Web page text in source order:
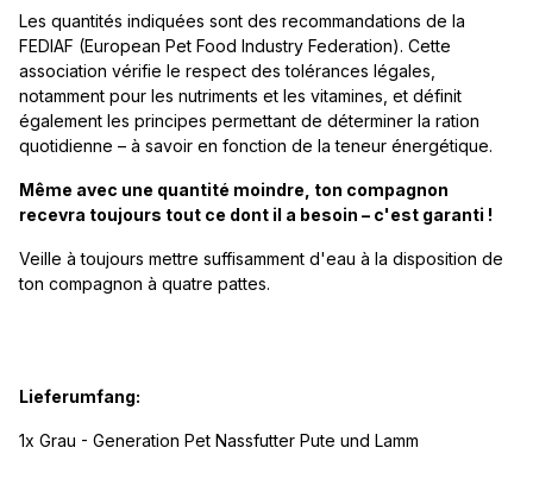
Les quantités indiquées sont des recommandations de la
FEDIAF (European Pet Food Industry Federation). Cette
association vérifie le respect des tolérances légales,
notamment pour les nutriments et les vitamines, et définit
également les principes permettant de déterminer la ration
quotidienne – à savoir en fonction de la teneur énergétique.
Même avec une quantité moindre, ton compagnon
recevra toujours tout ce dont il a besoin – c'est garanti !
Veille à toujours mettre suffisamment d'eau à la disposition de
ton compagnon à quatre pattes.
Lieferumfang:
1x Grau - Generation Pet Nassfutter Pute und Lamm